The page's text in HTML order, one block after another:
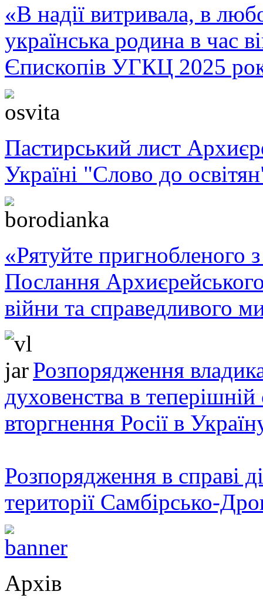
«В надії витривала, в
українська родина в час
Єпископів УГКЦ 2025
Пастирський лист
Україні "Слово до
«Рятуйте пригнобленого
Послання
війни та справедливого
Розпорядження
духовенства в теперішній
вторгнення Росії в
Розпорядження в справі
території Самбірсько-
Архів